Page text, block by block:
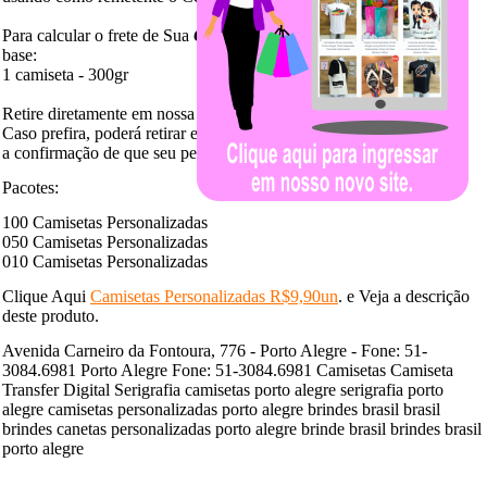
Para calcular o frete de Sua Camiseta Personalizada use peso como
base:
1 camiseta - 300gr
Retire diretamente em nossa loja suas Camisetas Personalizadas:
Caso prefira, poderá retirar em nossa loja assim que receber
a confirmação de que seu pedido está pronto.
Pacotes:
100 Camisetas Personalizadas
050 Camisetas Personalizadas
010 Camisetas Personalizadas
Clique Aqui Camisetas Personalizadas R$9,90un. e Veja a descrição
deste produto.
Avenida Carneiro da Fontoura, 776 - Porto Alegre - Fone: 51-
3084.6981 Porto Alegre Fone: 51-3084.6981 Camisetas Camiseta
Transfer Digital Serigrafia camisetas porto alegre serigrafia porto
alegre camisetas personalizadas porto alegre brindes brasil brasil
brindes canetas personalizadas porto alegre brinde brasil brindes brasil
porto alegre